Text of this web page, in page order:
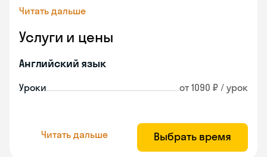
Читать дальше
Услуги и цены
Английский язык
Уроки от 1090 ₽ / урок
Читать дальше Выбрать время